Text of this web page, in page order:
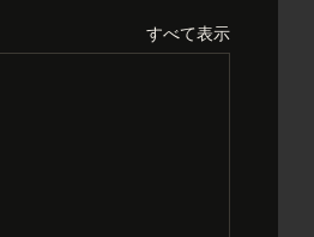
すべて表示